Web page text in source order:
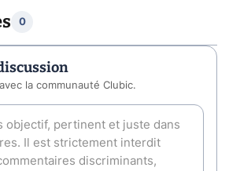
0
la communauté Clubic.